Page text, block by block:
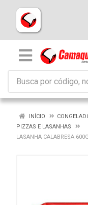
INÍCIO
PIZZAS E LASANHAS
LASANHA CALABRESA